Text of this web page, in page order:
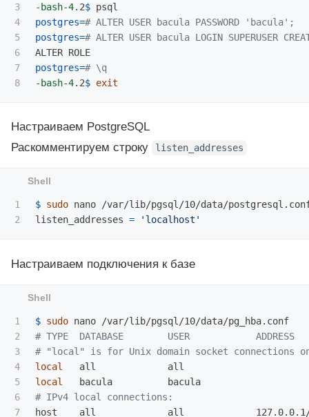
3
4
5
6
7
-bash-4.2$
postgres=# ALTER USER bacula PASSWORD 'bacula';
postgres=# ALTER USER bacula LOGIN SUPERUSER
postgres=# \q
-bash-4.2$ exit
Настраиваем PostgreSQL
Раскомментируем строку
listen_addresses
1
$ sudo nano /var/lib/pgsql/10/data/
listen_addresses = 'localhost'
Настраиваем подключения к базе
1
2
3
4
5
6
$ sudo
# TYPE  DATABASE        USER
# "local" is for Unix domain socket connections
local
local
# IPv4 local connections: